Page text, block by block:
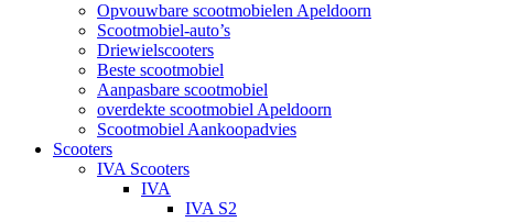
Opvouwbare scootmobielen Apeldoorn
Scootmobiel-auto’s
Driewielscooters
Beste scootmobiel
Aanpasbare scootmobiel
overdekte scootmobiel Apeldoorn
Scootmobiel Aankoopadvies
Scooters
IVA Scooters
IVA
IVA S2